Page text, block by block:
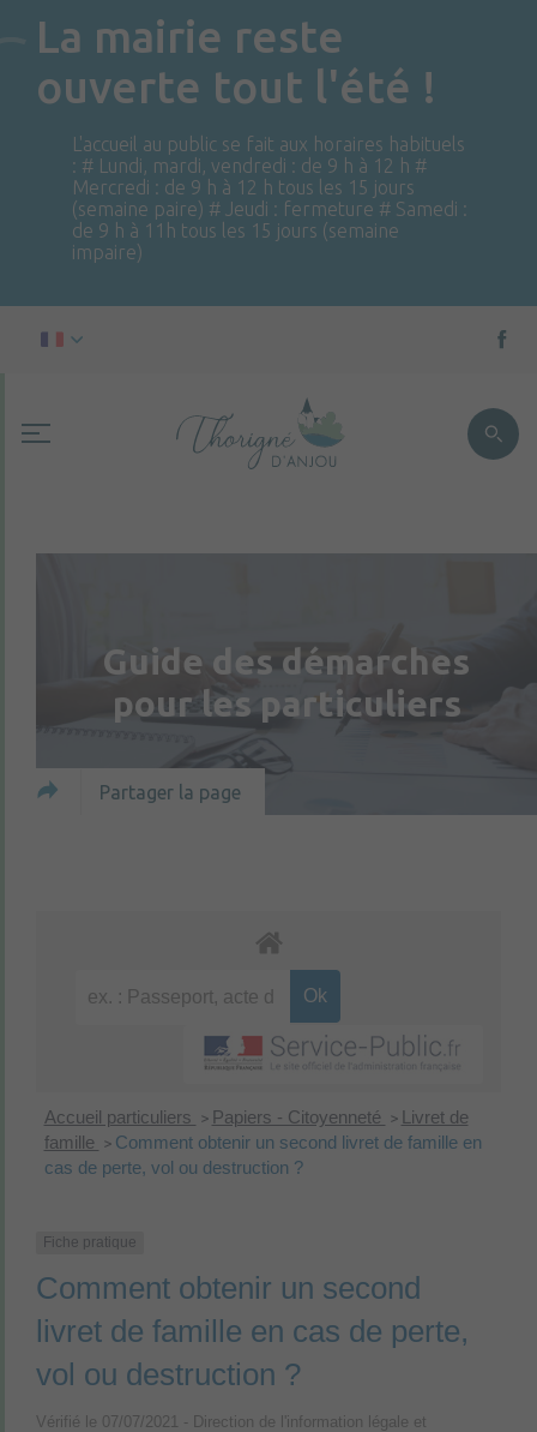
La mairie reste
ouverte tout l'été !
L'accueil au public se fait aux horaires habituels
: # Lundi, mardi, vendredi : de 9 h à 12 h #
Mercredi : de 9 h à 12 h tous les 15 jours
(semaine paire) # Jeudi : fermeture # Samedi :
de 9 h à 11h tous les 15 jours (semaine
impaire)
Guide des démarches
pour les particuliers
Partager la page
Accueil particuliers > Papiers - Citoyenneté > Livret de
famille
> Comment obtenir un second livret de famille en
cas de perte, vol ou destruction ?
Fiche pratique
Comment obtenir un second
livret de famille en cas de perte,
vol ou destruction ?
Vérifié le 07/07/2021 - Direction de l'information légale et